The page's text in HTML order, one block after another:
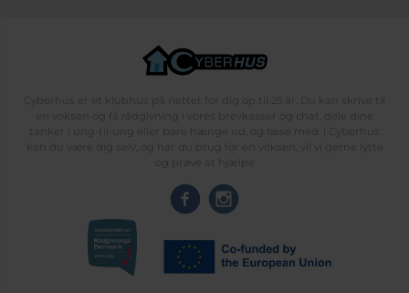
Cyberhus er et klubhus på nettet for dig op til 25 år. Du kan skrive til
en voksen og få rådgivning i vores brevkasser og chat, dele dine
tanker i ung-til-ung eller bare hænge ud, og læse med. I Cyberhus
kan du være dig selv, og har du brug for en voksen, vil vi gerne lytte
og prøve at hjælpe